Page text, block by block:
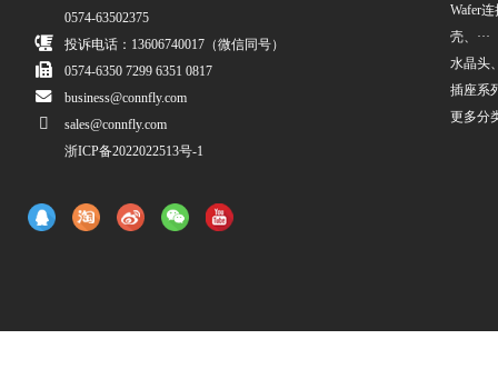
0574-63502375
投诉电话：13606740017（微信同号）
0574-6350 7299 6351 0817
business@connfly.com
sales@connfly.com
浙ICP备2022022513号-1
Wafer
壳、···
水晶头
插座系
更多分